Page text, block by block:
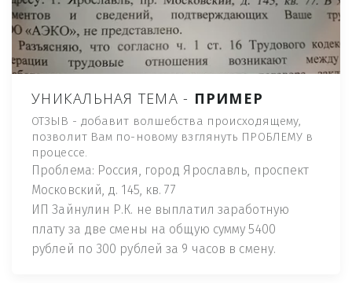
УНИКАЛЬНАЯ ТЕМА - ПРИМЕР
ОТЗЫВ - добавит волшебства происходящему,
позволит Вам по-новому взглянуть ПРОБЛЕМУ в
процессе.
Проблема: Россия, город Ярославль, проспект
Московский, д. 145, кв. 77
ИП Зайнулин Р.К. не выплатил заработную
плату за две смены на общую сумму 5400
рублей по 300 рублей за 9 часов в смену.